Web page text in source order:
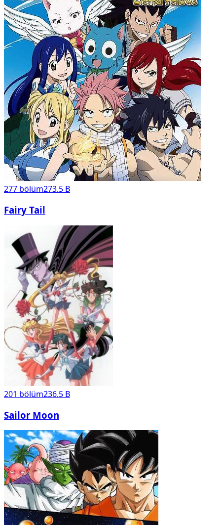
277 bölüm273.5 B
Fairy Tail
201 bölüm236.5 B
Sailor Moon